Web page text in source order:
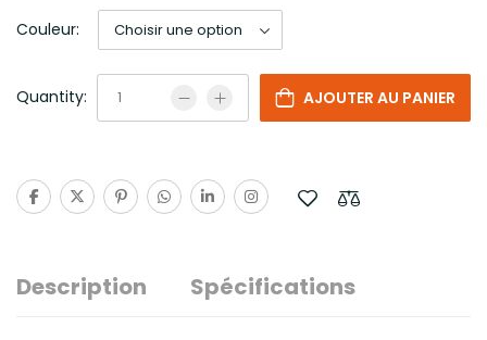
Couleur:
Quantity: AJOUTER AU PANIER
Description Spécifications